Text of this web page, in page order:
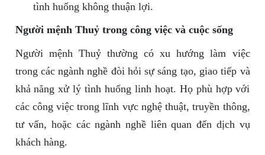
tình huống không thuận lợi.
Người mệnh Thuỷ trong công việc và cuộc sống
Người mệnh Thuỷ thường có xu hướng làm việc
trong các ngành nghề đòi hỏi sự sáng tạo, giao tiếp và
khả năng xử lý tình huống linh hoạt. Họ phù hợp với
các công việc trong lĩnh vực nghệ thuật, truyền thông,
tư vấn, hoặc các ngành nghề liên quan đến dịch vụ
khách hàng.